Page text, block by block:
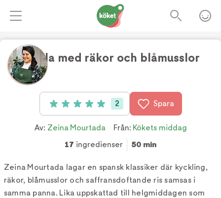
Paella med räkor och blåmusslor
Betyg: 5 av 5 (2 röster)
2 Spara
Av: Zeina Mourtada Från: Kökets middag
17 ingredienser 50 min
Zeina Mourtada lagar en spansk klassiker där kyckling,
räkor, blåmusslor och saffransdoftande ris samsas i
samma panna. Lika uppskattad till helgmiddagen som